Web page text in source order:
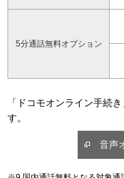
5分通話無料オプション
「ドコモオンライン手続
す。
音声